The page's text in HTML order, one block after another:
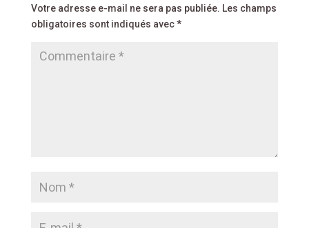
Votre adresse e-mail ne sera pas publiée. Les champs
obligatoires sont indiqués avec*